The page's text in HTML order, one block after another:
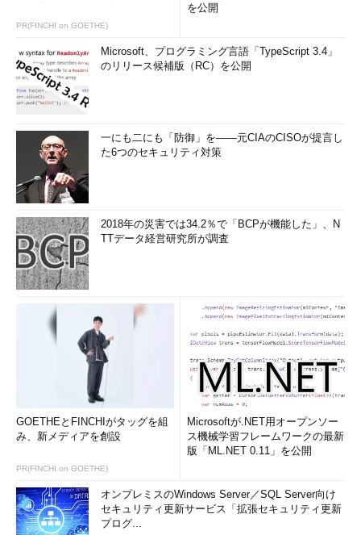
いる。80年代、家電の町からパソコンの町に変身した後、90年
代にポップカルチャーの町へと転身した秋葉原では、アニメのキ
ャラクター人形やカードゲームの売り場の隣に抵抗器やコンデン
ジネスの増殖炉となっている。
こうしたジャンル融合による輸出戦略を大規模に推し進めるこ
とが必要だ。政府には異業種を連携させるコーディネイト役を期
待したいが、そのためにはタテ割り省庁の壁を超えて取り組む覚
悟が求められる。
身の回りに眠る日本の魅力を掘り起こし、ハードとソフトを組
み合わせた総合力を発揮できれば、新しい成長エンジンの芽も見
写真はmake:japanから（
作りたい欲求を刺激する
Make:07＠東工大レポート）
最近、外務省は「ビヨンド・クールジャパン」、クールジャパ
ンを超えていこうと唱え始めた。マンガ、アニメ、ファッション
の個別領域を乗り越えた総合戦略が要るというわけだ。よし、そ
PR(FINCHI on GOETHE)
を公開
Microsoft、プログラミング言語「TypeScript 3.4」
のリリース候補版（RC）を公開
一にも二にも「防御」を――元CIAのCISOが提言し
た6つのセキュリティ対策
2018年の災害では34.2％で「BCPが機能した」、N
TTデータ経営研究所が調査
GOETHEとFINCHIがタッグを組
み、新メディアを創設
PR(FINCHI on GOETHE)
Microsoftが.NET用オープンソー
ス機械学習フレームワークの最新
版「ML.NET 0.11」を公開
オンプレミスのWindows Server／SQL Server向け
セキュリティ更新サービス「拡張セキュリティ更新
プログ...